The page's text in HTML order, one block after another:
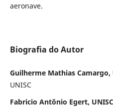
aeronave.
Biografia do Autor
Guilherme Mathias Camargo,
UNISC
Fabricio Antônio Egert, UNISC